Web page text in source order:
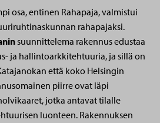
osa, entinen Rahapaja, valmistui
rahapajaksi.
suunnittelema rakennus edustaa
ja hallintoarkkitehtuuria, ja sillä on
että koko Helsingin
piirre ovat läpi
jotka antavat tilalle
luonteen. Rakennuksen